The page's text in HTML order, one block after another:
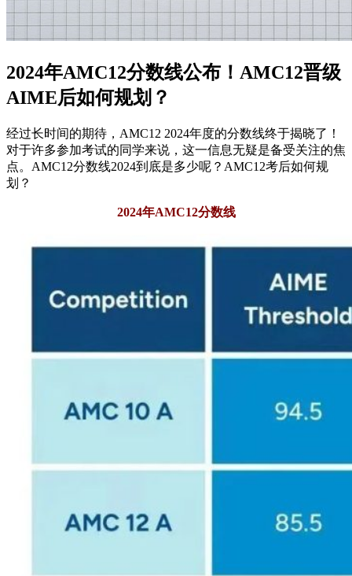
2024年AMC12分数线公布！AMC12晋级
AIME后如何规划？
经过长时间的期待，AMC12 2024年度的分数线终于揭晓了！
对于许多参加考试的同学来说，这一信息无疑是备受关注的焦
点。AMC12分数线2024到底是多少呢？AMC12考后如何规
划？
2024年AMC12分数线